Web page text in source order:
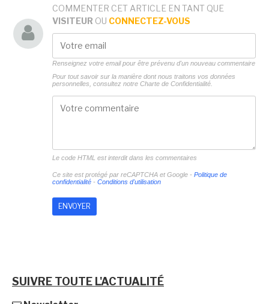
COMMENTER CET ARTICLE EN TANT QUE
VISITEUR OU CONNECTEZ-VOUS
Renseignez votre email pour être prévenu d'un nouveau commentaire
Pour tout savoir sur la manière dont nous traitons vos données
personnelles, consultez notre Charte de Confidentialité.
Le code HTML est interdit dans les commentaires
Ce site est protégé par reCAPTCHA et Google - Politique de
confidentialité- Conditions d'utilisation
SUIVRE TOUTE L'ACTUALITÉ